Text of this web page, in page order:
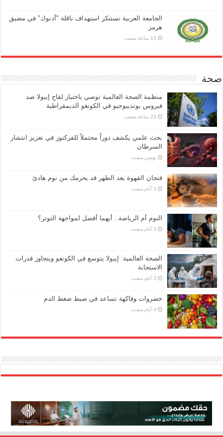
الجامعة العربية تستنكر استهداف ناقلة "أدنوك" في مضيق
هرمز
صحة
منظمة الصحة العالمية توصي باختبار لقاح إيبولا ضد
فيروس بونديبوجيو في الكونغو الديمقراطية
بحث علمي يكشف دوراً محتملاً للفركتوز في تعزيز انتشار
السرطان
‏يومين مضت
فنجان القهوة بعد الظهر قد يحرمك من نوم هادئ
النوم أم الرياضة.. أيهما أفضل لمواجهة التوتر؟
الصحة العالمية: إيبولا يتوسع في الكونغو ويتجاوز قدرات
الاستجابة
خضروات وفاكهة تساعد في ضبط ضغط الدم